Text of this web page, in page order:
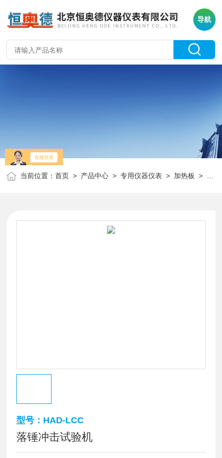
导航
当前位置：首页 > 产品中心 >专用仪器仪表 > 加热板 > HAD-LCC落锤冲击试验机
型号：HAD-LCC
落锤冲击试验机